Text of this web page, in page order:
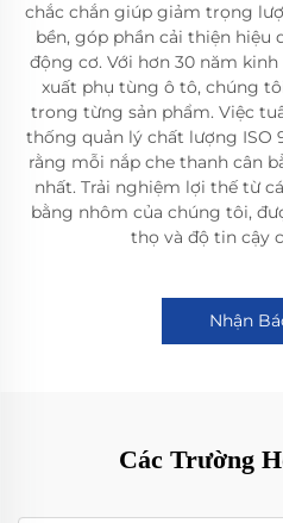
chắc chắn giúp giảm trọng
bền, góp phần cải thiện hiệu
động cơ. Với hơn 30 năm
xuất phụ tùng ô tô, chúng
trong từng sản phẩm. Việc
thống quản lý chất lượng ISO
rằng mỗi nắp che thanh cân
nhất. Trải nghiệm lợi thế từ
bằng nhôm của chúng tôi,
thọ và độ tin cậy
Nhận
Các Trường